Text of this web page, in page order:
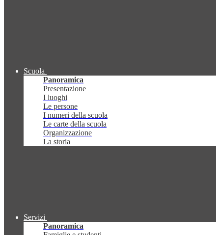
Scuola
Panoramica
Presentazione
I luoghi
Le persone
I numeri della scuola
Le carte della scuola
Organizzazione
La storia
Servizi
Panoramica